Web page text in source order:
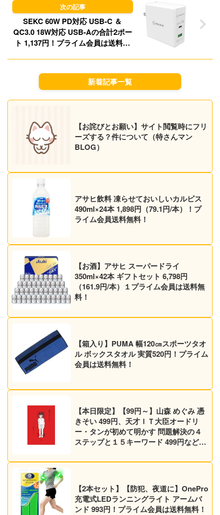
SEKC 60W PD対応 USB-C ＆
QC3.0 18W対応 USB-Aの合計2ポー
ト 1,137円！プライム会員は送料無
新着記事一覧
【お詫びとお願い】サイト閲覧時にフリ
ーズする？件について（特さんマン
BLOG）
アサヒ飲料 凍らせておいしいカルピス
490ml×24本 1,898円（79.1円/本）！プ
ライム会員送料無料！
【お酒】アサヒ スーパードライ
350ml×42本 ギフトセット 6,798円
（161.9円/本）１プライム会員は送料無
料！
【箱入り】PUMA 幅120㎝スポーツタオ
ル ボックスタオル 実質520円！プライム
会員は送料無料！
【本日限定】【99円～】山森 めぐみ 憑
きそい 499円、天才ＩＴ大臣オードリ
ー・タンが初めて明かす 問題解決の４
ステップと１５キーワード 499円など30
【2本セット】【防犯、夜道に】OnePro
充電式LEDランニングライト アームバ
ンド 993円！プライム会員は送料無料！